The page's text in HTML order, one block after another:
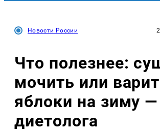
Новости России
Что полезнее:
мочить или
яблоки на зиму —
диетолога